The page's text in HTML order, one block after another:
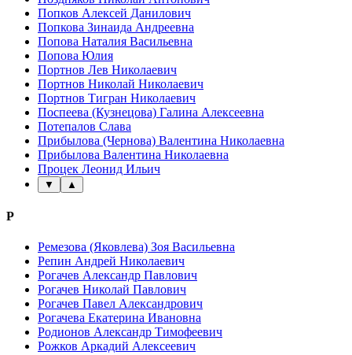
Попков Алексей Данилович
Попкова Зинаида Андреевна
Попова Наталия Васильевна
Попова Юлия
Портнов Лев Николаевич
Портнов Николай Николаевич
Портнов Тигран Николаевич
Поспеева (Кузнецова) Галина Алексеевна
Потепалов Слава
Прибылова (Чернова) Валентина Николаевна
Прибылова Валентина Николаевна
Процек Леонид Ильич
▼ ▲
Р
Ремезова (Яковлева) Зоя Васильевна
Репин Андрей Николаевич
Рогачев Александр Павлович
Рогачев Николай Павлович
Рогачев Павел Александрович
Рогачева Екатерина Ивановна
Родионов Александр Тимофеевич
Рожков Аркадий Алексеевич